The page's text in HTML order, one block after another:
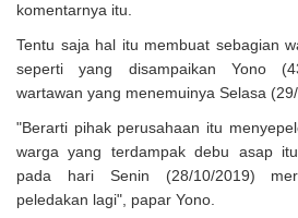
komentarnya itu.
Tentu saja hal itu membuat sebagian
seperti yang disampaikan Yono
wartawan yang menemuinya Selasa
"Berarti pihak perusahaan itu
warga yang terdampak debu asap
pada hari Senin (28/10/2019)
peledakan lagi", papar Yono.